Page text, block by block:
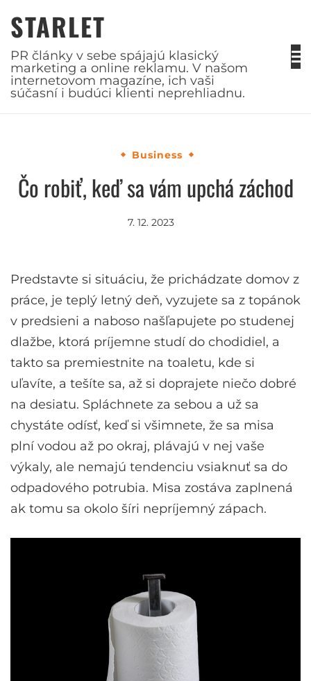
toSTARLET
PR články v sebe spájajú klasický
marketing a online reklamu. V našom
internetovom magazíne, ich vaši
súčasní i budúci klienti neprehliadnu.
Business
Čo robiť, keď sa vám upchá záchod
7. 12. 2023
Predstavte si situáciu, že prichádzate domov z
práce, je teplý letný deň, vyzujete sa z topánok
v predsieni a naboso našľapujete po studenej
dlažbe, ktorá príjemne studí do chodidiel, a
takto sa premiestnite na toaletu, kde si
uľavíte, a tešíte sa, až si doprajete niečo dobré
na desiatu. Spláchnete za sebou a už sa
chystáte odísť, keď si všimnete, že sa misa
plní vodou až po okraj, plávajú v nej vaše
výkaly, ale nemajú tendenciu vsiaknuť sa do
odpadového potrubia. Misa zostáva zaplnená
ak tomu sa okolo šíri nepríjemný zápach.